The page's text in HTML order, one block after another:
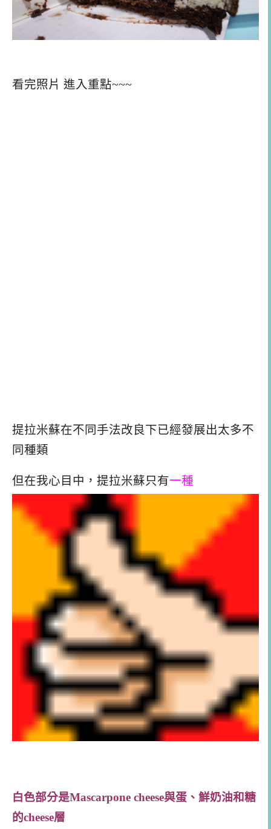
看完照片 進入重點~~~
提拉米蘇在不同手法改良下已經發展出太多不
同種類
但在我心目中，提拉米蘇只有一種
白色部分是Mascarpone cheese與蛋、鮮奶油和糖
的cheese層